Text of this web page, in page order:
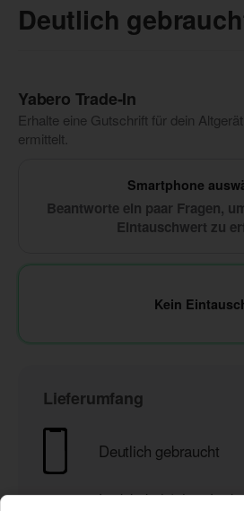
Deutlich
Yabero Trade‑In
Erhalte eine Gutschrift für dein
ermittelt.
Smartphone
Beantworte ein paar Fragen,
Eintauschwert zu
Kein
Lieferumfang
Deutlich gebraucht
Ladekabel (ohne